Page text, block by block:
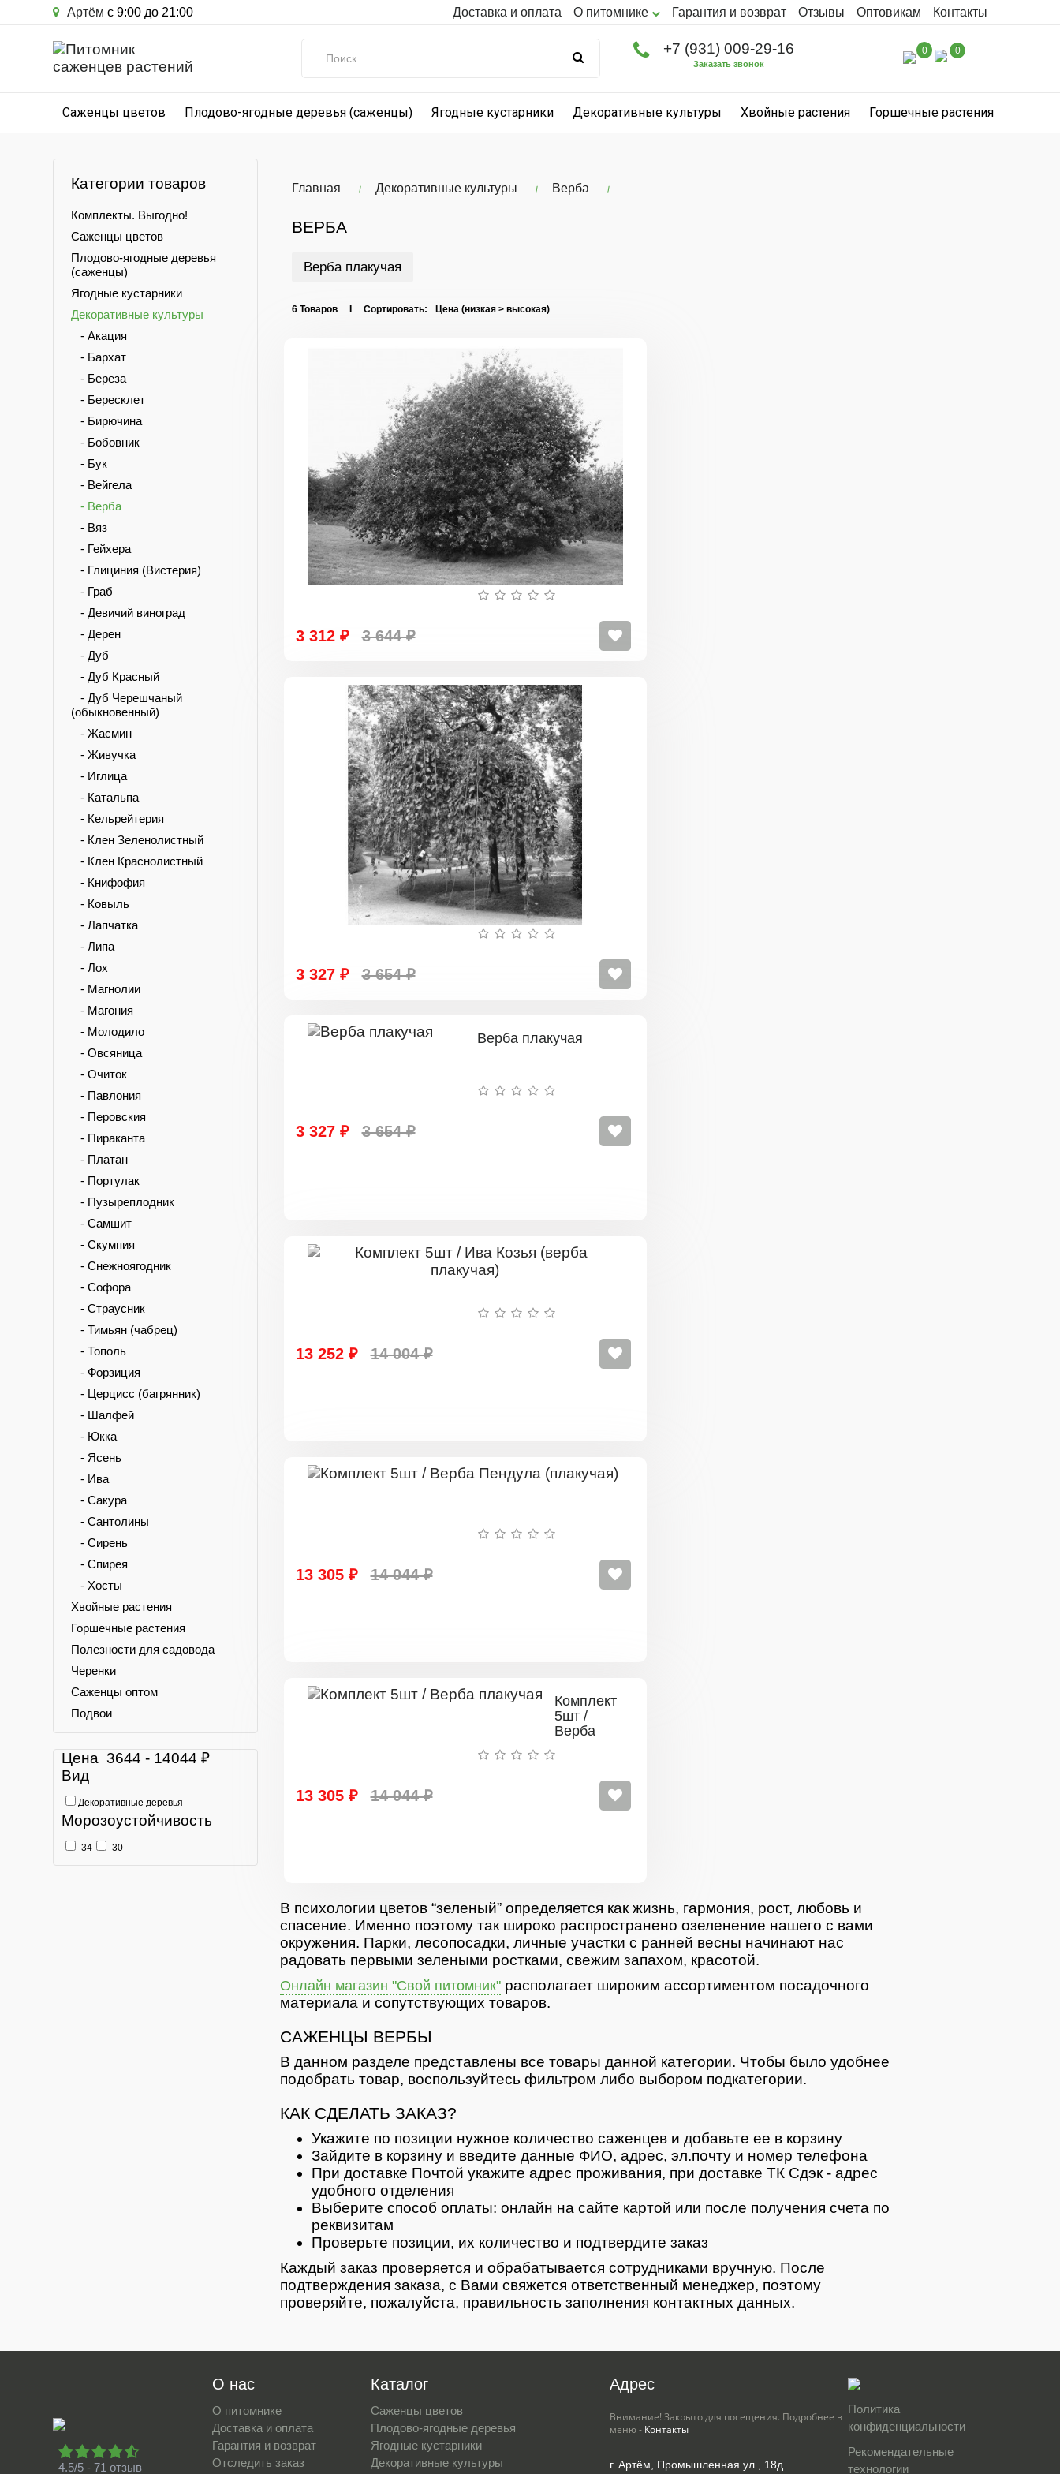
Артём с 9:00 до 21:00 Доставка и оплата О питомнике Гарантия и возврат Отзывы Оптовикам Контакты
+7 (931) 009-29-16
Заказать звонок
0 0
Саженцы цветов Плодово-ягодные деревья (саженцы) Ягодные кустарники Декоративные культуры Хвойные растения Горшечные растения
Категории товаров
Комплекты. Выгодно!
Саженцы цветов
Плодово-ягодные деревья
(саженцы)
Ягодные кустарники
Декоративные культуры
- Акация
- Бархат
- Береза
- Бересклет
- Бирючина
- Бобовник
- Бук
- Вейгела
- Верба
- Вяз
- Гейхера
- Глициния (Вистерия)
- Граб
- Девичий виноград
- Дерен
- Дуб
- Дуб Красный
- Дуб Черешчаный
(обыкновенный)
- Жасмин
- Живучка
- Иглица
- Катальпа
- Кельрейтерия
- Клен Зеленолистный
- Клен Краснолистный
- Книфофия
- Ковыль
- Лапчатка
- Липа
- Лох
- Магнолии
- Магония
- Молодило
- Овсяница
- Очиток
- Павлония
- Перовския
- Пираканта
- Платан
- Портулак
- Пузыреплодник
- Самшит
- Скумпия
- Снежноягодник
- Софора
- Страусник
- Тимьян (чабрец)
- Тополь
- Форзиция
- Церцисс (багрянник)
- Шалфей
- Юкка
- Ясень
- Ива
- Сакура
- Сантолины
- Сирень
- Спирея
- Хосты
Хвойные растения
Горшечные растения
Полезности для садовода
Черенки
Саженцы оптом
Подвои
Цена 3644 - 14044 ₽
Вид
Декоративные деревья
Морозоустойчивость
-34 -30
Главная Декоративные культуры Верба
ВЕРБА
Верба плакучая
6 Товаров I Сортировать:
3 312 ₽ 3 644 ₽
3 327 ₽ 3 654 ₽
Верба плакучая
3 327 ₽ 3 654 ₽
13 252 ₽ 14 004 ₽
13 305 ₽ 14 044 ₽
Комплект
5шт /
Верба
13 305 ₽ 14 044 ₽
В психологии цветов “зеленый” определяется как жизнь, гармония, рост, любовь и
спасение. Именно поэтому так широко распространено озеленение нашего с вами
окружения. Парки, лесопосадки, личные участки с ранней весны начинают нас
радовать первыми зелеными ростками, свежим запахом, красотой.
Онлайн магазин "Свой питомник"располагает широким ассортиментом посадочного
материала и сопутствующих товаров.
САЖЕНЦЫ ВЕРБЫ
В данном разделе представлены все товары данной категории. Чтобы было удобнее
подобрать товар, воспользуйтесь фильтром либо выбором подкатегории.
КАК СДЕЛАТЬ ЗАКАЗ?
Укажите по позиции нужное количество саженцев и добавьте ее в корзину
Зайдите в корзину и введите данные ФИО, адрес, эл.почту и номер телефона
При доставке Почтой укажите адрес проживания, при доставке ТК Сдэк - адрес
удобного отделения
Выберите способ оплаты: онлайн на сайте картой или после получения счета по
реквизитам
Проверьте позиции, их количество и подтвердите заказ
Каждый заказ проверяется и обрабатывается сотрудниками вручную. После
подтверждения заказа, с Вами свяжется ответственный менеджер, поэтому
проверяйте, пожалуйста, правильность заполнения контактных данных.
4.5/5 - 71 отзыв
О нас
О питомнике
Доставка и оплата
Гарантия и возврат
Отследить заказ
Каталог
Саженцы цветов
Плодово-ягодные деревья
Ягодные кустарники
Декоративные культуры
Адрес
Внимание! Закрыто для посещения. Подробнее в
меню - Контакты
г. Артём, Промышленная ул., 18д
Политика
конфиденциальности
Рекомендательные
технологии